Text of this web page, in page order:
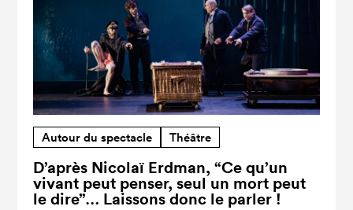
Autour du spectacle Théâtre
D’après Nicolaï Erdman, “Ce qu’un
vivant peut penser, seul un mort peut
le dire”… Laissons donc le parler !